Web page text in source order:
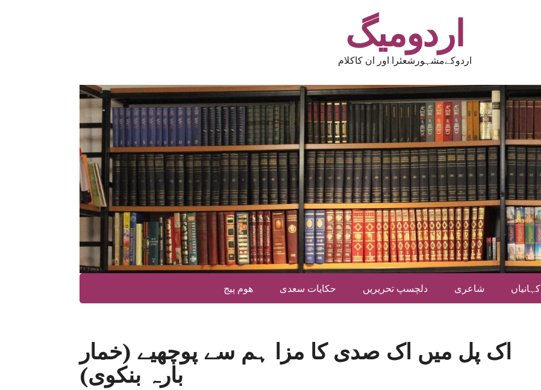
اردومیگ
اردوکےمشہورشعئرا اور ان کاکلام
ھوم پیج حکایات سعدی دلچسپ تحریریں شاعری کہانیاں
اک پل میں اک صدی کا مزا ہم سے پوچھیے (خمار
بارہ بنکوی)